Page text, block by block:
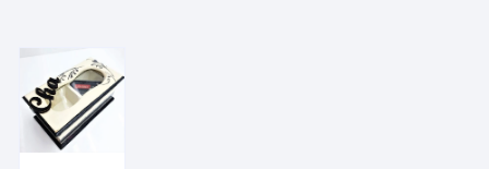
exibição
alimentos
decoração
de festa